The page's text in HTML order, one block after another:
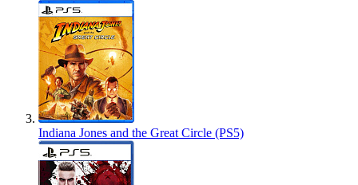
Indiana Jones and the Great Circle (PS5)